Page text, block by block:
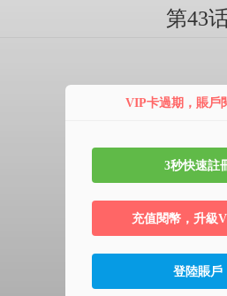
第43
VIP卡過期，賬戶
3秒快速註
充值閱幣，升級
登陸賬戶